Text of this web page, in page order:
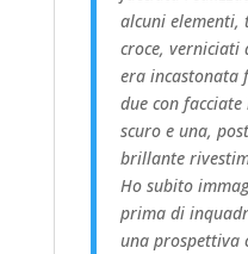
alcuni
croce, verniciati
era
due con
scuro e una,
brillante
Ho subito
prima di
una prospettiva